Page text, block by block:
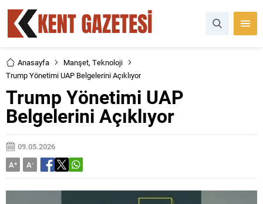
Anasayfa Manşet, Teknoloji
Trump Yönetimi UAP Belgelerini Açıklıyor
Trump Yönetimi UAP
Belgelerini Açıklıyor
09.05.2026
A+ A-